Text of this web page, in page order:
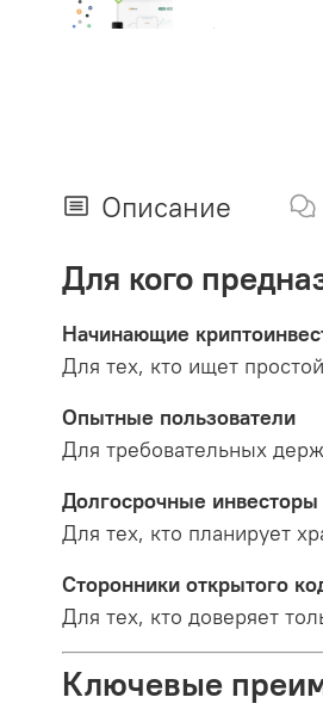
Описание
Для кого
Начинающие
Для тех, кто ищет
Опытные пользователи
Для требовательных
Долгосрочные инвесторы
Для тех, кто планирует
Сторонники открытого
Для тех, кто доверяет
Ключевые